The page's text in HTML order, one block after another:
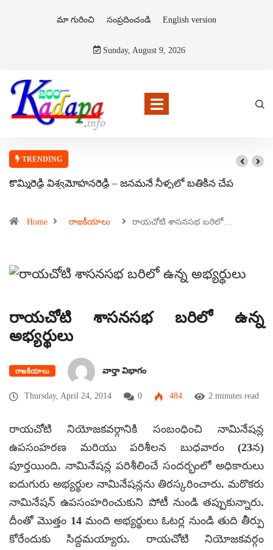
మా గురించి సంప్రదించండి English version
Sunday, August 9, 2026
TRENDING
కొమ్మిరెడ్డి విశ్వమోహనరెడ్డి – జనమనే నీళ్ళలో బతికిన చేప
Home రాజకీయాలు రాయచోటి శాసనసభ బరిలో…
రాయచోటి శాసనసభ బరిలో ఉన్న
అభ్యర్థులు
రాజకీయాలు వార్తా విభాగం
Thursday, April 24, 2014 0 484 2 minutes read
రాయచోటి నియోజకవర్గానికి సంబంధించి నామినేషన్ల
ఉపసంహరణ మరియు పరిశీలన బుధవారం (23న)
పూర్తయింది. నామినేషన్ల పరిశీలించే సందర్భంలో అధికారులు
ఐదుగురు అభ్యర్థుల నామినేషన్లను తిరస్కరించారు. మరొకరు
నామినేషన్ ఉపసంహరించుకుని పోటీ నుండి తప్పుకున్నారు.
దీంతో మొత్తం 14 మంది అభ్యర్థులు ఓటర్ల నుండి తుది తీర్పు
కోరేందుకు సిద్దమయ్యారు. రాయచోటి నియోజకవర్గం